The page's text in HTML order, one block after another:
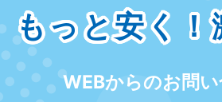
もっと安く！
WEBからのお問